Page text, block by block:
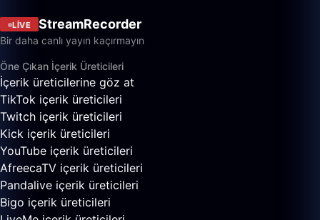
LIVE StreamRecorder
Bir daha canlı yayın kaçırmayın
Öne Çıkan İçerik Üreticileri
İçerik üreticilerine göz at
TikTok içerik üreticileri
Twitch içerik üreticileri
Kick içerik üreticileri
YouTube içerik üreticileri
AfreecaTV içerik üreticileri
Pandalive içerik üreticileri
Bigo içerik üreticileri